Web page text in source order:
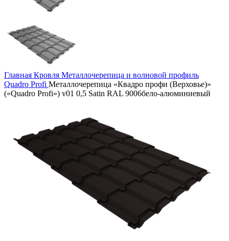
Главная Кровля Металлочерепица и волновой профиль
Quadro Profi Металлочерепица «Квадро профи (Верховье)»
(«Quadro Profi») v01 0,5 Satin RAL 9006бело-алюминиевый